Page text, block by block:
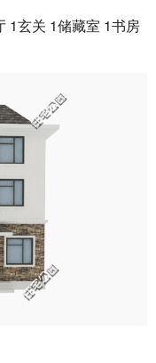
1玄关 1储藏室 1书房